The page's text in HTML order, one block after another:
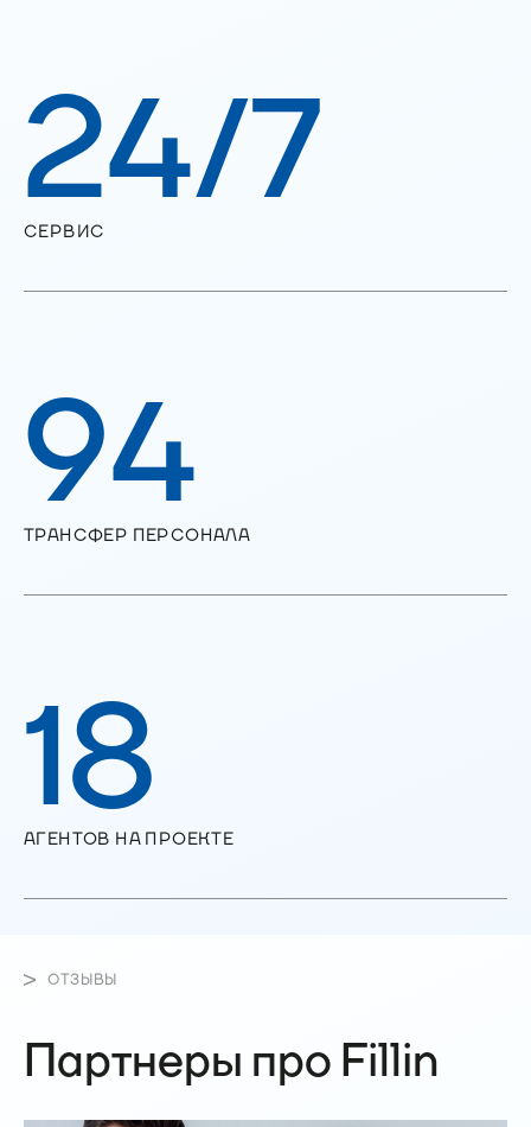
24/7
СЕРВИС
94
ТРАНСФЕР ПЕРСОНАЛА
18
АГЕНТОВ НА ПРОЕКТЕ
ОТЗЫВЫ
Партнеры про Fillin